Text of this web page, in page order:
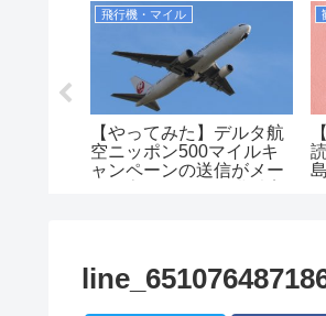
飛行機・マイル
【やってみた】デルタ航
空ニッポン500マイルキ
ャンペーンの送信がメー